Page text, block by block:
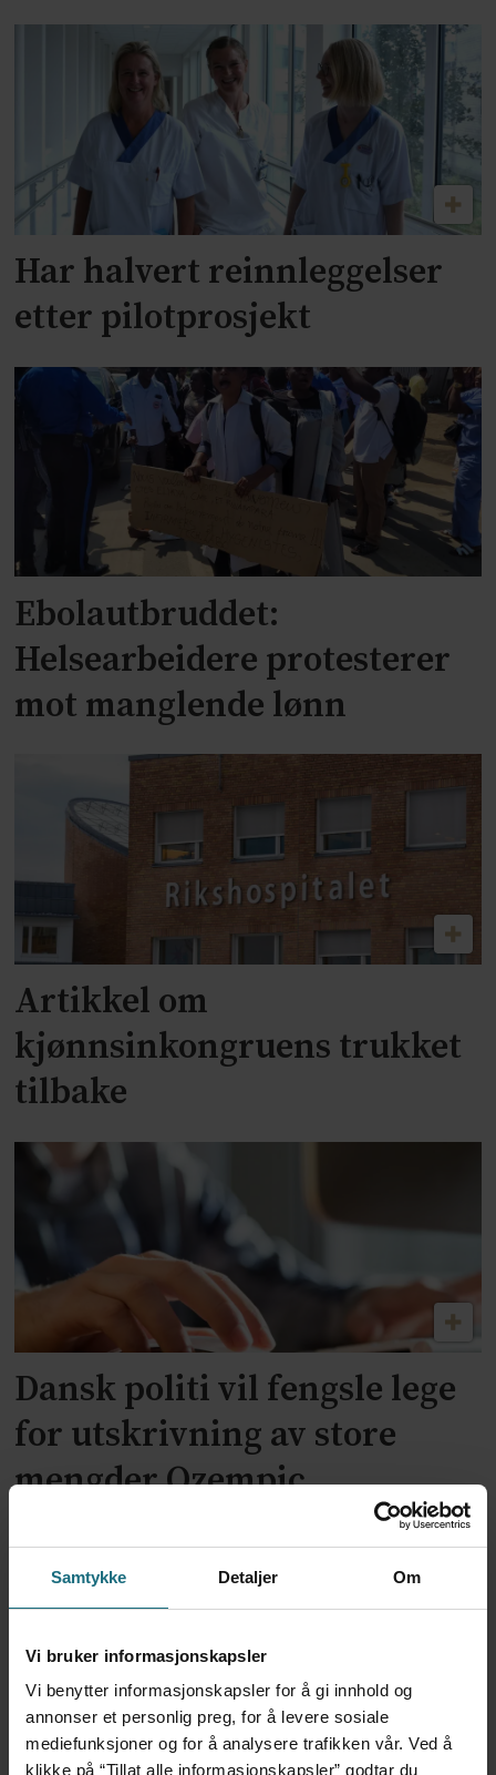
Samtykke Detaljer Om
Vi bruker informasjonskapsler
Vi benytter informasjonskapsler for å gi innhold og
annonser et personlig preg, for å levere sosiale
mediefunksjoner og for å analysere trafikken vår. Ved å
klikke på “Tillat alle informasjonskapsler” godtar du
Har halvert reinnleggelser
etter pilotprosjekt
Ebolautbruddet:
Helsearbeidere protesterer
mot manglende lønn
Artikkel om
kjønnsinkongruens trukket
tilbake
Dansk politi vil fengsle lege
for utskrivning av store
mengder Ozempic